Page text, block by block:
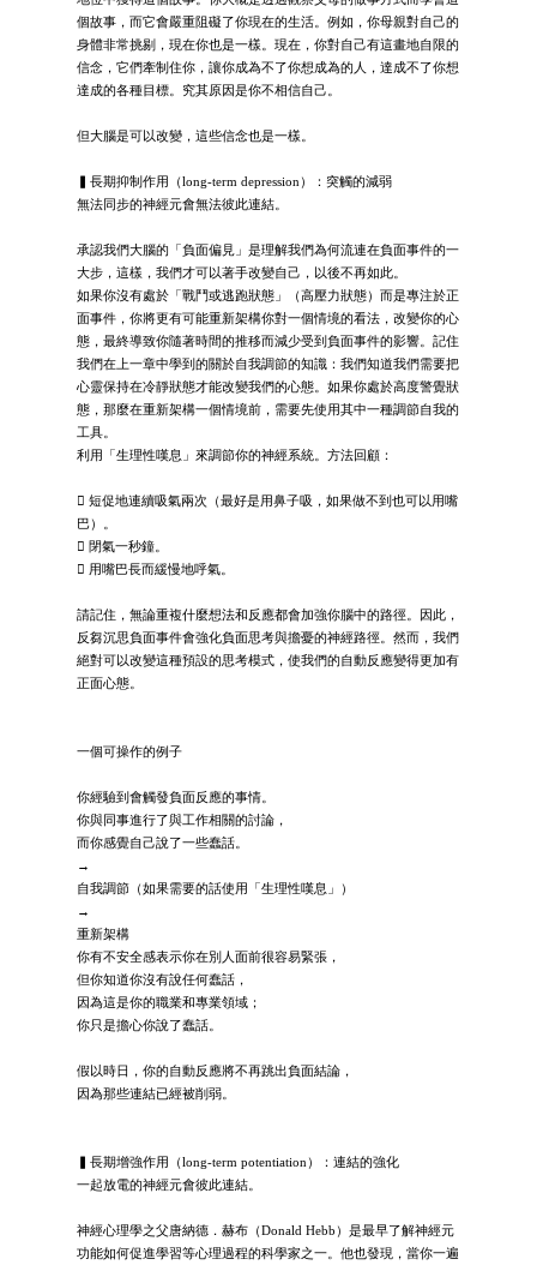
個故事，而它會嚴重阻礙了你現在的生活。例如，你母親對自己的
身體非常挑剔，現在你也是一樣。現在，你對自己有這畫地自限的
信念，它們牽制住你，讓你成為不了你想成為的人，達成不了你想
達成的各種目標。究其原因是你不相信自己。
但大腦是可以改變，這些信念也是一樣。
▍長期抑制作用（long-term depression）：突觸的減弱
無法同步的神經元會無法彼此連結。
承認我們大腦的「負面偏見」是理解我們為何流連在負面事件的一
大步，這樣，我們才可以著手改變自己，以後不再如此。
如果你沒有處於「戰鬥或逃跑狀態」（高壓力狀態）而是專注於正
面事件，你將更有可能重新架構你對一個情境的看法，改變你的心
態，最終導致你隨著時間的推移而減少受到負面事件的影響。記住
我們在上一章中學到的關於自我調節的知識：我們知道我們需要把
心靈保持在冷靜狀態才能改變我們的心態。如果你處於高度警覺狀
態，那麼在重新架構一個情境前，需要先使用其中一種調節自我的
工具。
利用「生理性嘆息」來調節你的神經系統。方法回顧：
 短促地連續吸氣兩次（最好是用鼻子吸，如果做不到也可以用嘴
巴）。
 閉氣一秒鐘。
 用嘴巴長而緩慢地呼氣。
請記住，無論重複什麼想法和反應都會加強你腦中的路徑。因此，
反芻沉思負面事件會強化負面思考與擔憂的神經路徑。然而，我們
絕對可以改變這種預設的思考模式，使我們的自動反應變得更加有
正面心態。
一個可操作的例子
你經驗到會觸發負面反應的事情。
你與同事進行了與工作相關的討論，
而你感覺自己說了一些蠢話。
→
自我調節（如果需要的話使用「生理性嘆息」）
→
重新架構
你有不安全感表示你在別人面前很容易緊張，
但你知道你沒有說任何蠢話，
因為這是你的職業和專業領域；
你只是擔心你說了蠢話。
假以時日，你的自動反應將不再跳出負面結論，
因為那些連結已經被削弱。
▍長期增強作用（long-term potentiation）：連結的強化
一起放電的神經元會彼此連結。
神經心理學之父唐納德．赫布（Donald Hebb）是最早了解神經元
功能如何促進學習等心理過程的科學家之一。他也發現，當你一遍